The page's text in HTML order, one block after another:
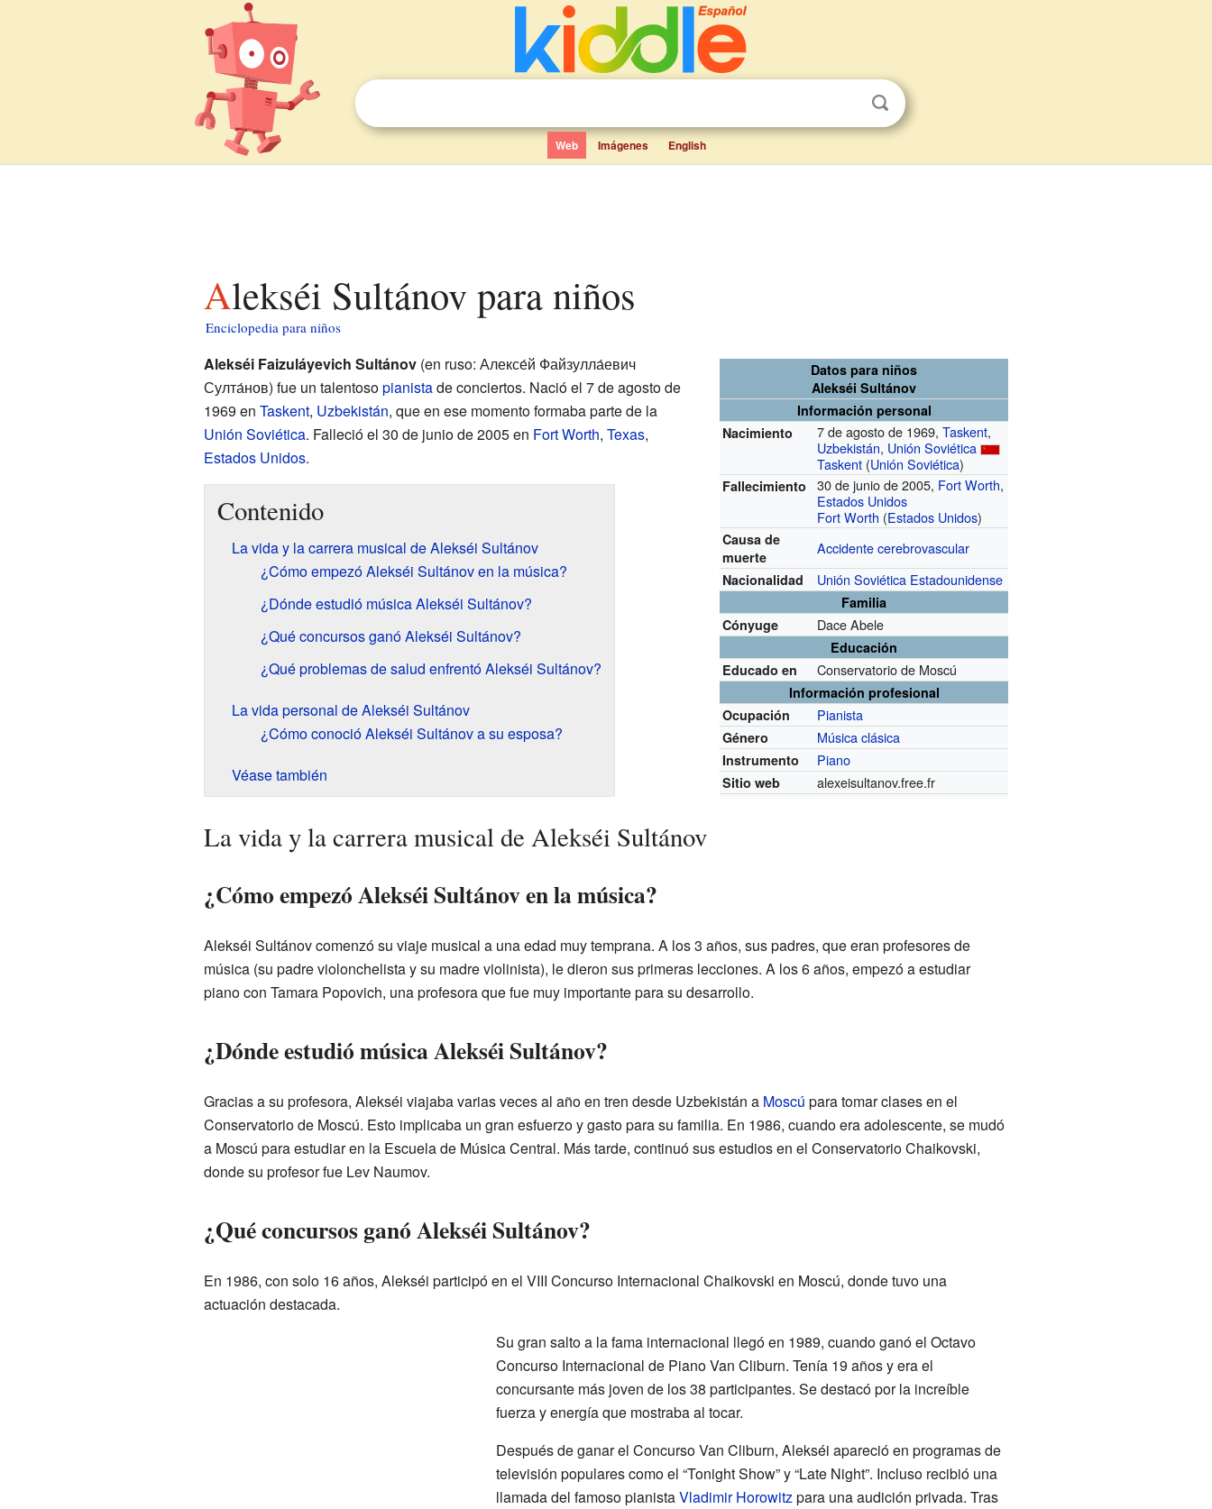
Web Imágenes English
Alekséi Sultánov para niños
Enciclopedia para niños
Datos para niños
Alekséi Sultánov
Información personal
Nacimiento
7 de agosto de 1969,Taskent,
Uzbekistán, Unión Soviética
Taskent (Unión Soviética)
Fallecimiento 30 de junio de 2005, Fort Worth,
Estados Unidos
Fort Worth (Estados Unidos)
Causa de
muerte
Accidente cerebrovascular
Nacionalidad Unión Soviética Estadounidense
Familia
Cónyuge
Dace Abele
Educación
Educado en
Conservatorio de Moscú
Información profesional
Ocupación
Pianista
Género Música clásica
Instrumento Piano
Sitio web alexeisultanov.free.fr
Alekséi Faizuláyevich Sultánov(en ruso: Алексе́й Файзулла́евич
Султа́нов) fue un talentosopianistade conciertos. Nació el 7 de agosto de
1969 en Taskent, Uzbekistán, que en ese momento formaba parte de la
Unión Soviética. Falleció el 30 de junio de 2005 en Fort Worth, Texas,
Estados Unidos.
Contenido
La vida y la carrera musical de Alekséi Sultánov
¿Cómo empezó Alekséi Sultánov en la música?
¿Dónde estudió música Alekséi Sultánov?
¿Qué concursos ganó Alekséi Sultánov?
¿Qué problemas de salud enfrentó Alekséi Sultánov?
La vida personal de Alekséi Sultánov
¿Cómo conoció Alekséi Sultánov a su esposa?
Véase también
La vida y la carrera musical de Alekséi Sultánov
¿Cómo empezó Alekséi Sultánov en la música?
Alekséi Sultánov comenzó su viaje musical a una edad muy temprana. A los 3 años, sus padres, que eran profesores de
música (su padre violonchelista y su madre violinista), le dieron sus primeras lecciones. A los 6 años, empezó a estudiar
piano con Tamara Popovich, una profesora que fue muy importante para su desarrollo.
¿Dónde estudió música Alekséi Sultánov?
Gracias a su profesora, Alekséi viajaba varias veces al año en tren desde Uzbekistán a Moscú para tomar clases en el
Conservatorio de Moscú. Esto implicaba un gran esfuerzo y gasto para su familia. En 1986, cuando era adolescente, se mudó
a Moscú para estudiar en la Escuela de Música Central. Más tarde, continuó sus estudios en el Conservatorio Chaikovski,
donde su profesor fue Lev Naumov.
¿Qué concursos ganó Alekséi Sultánov?
En 1986, con solo 16 años, Alekséi participó en el VIII Concurso Internacional Chaikovski en Moscú, donde tuvo una
actuación destacada.
Su gran salto a la fama internacional llegó en 1989, cuando ganó el Octavo
Concurso Internacional de Piano Van Cliburn. Tenía 19 años y era el
concursante más joven de los 38 participantes. Se destacó por la increíble
fuerza y energía que mostraba al tocar.
Después de ganar el Concurso Van Cliburn, Alekséi apareció en programas de
televisión populares como el “Tonight Show” y “Late Night”. Incluso recibió una
llamada del famoso pianistaVladimir Horowitzpara una audición privada. Tras